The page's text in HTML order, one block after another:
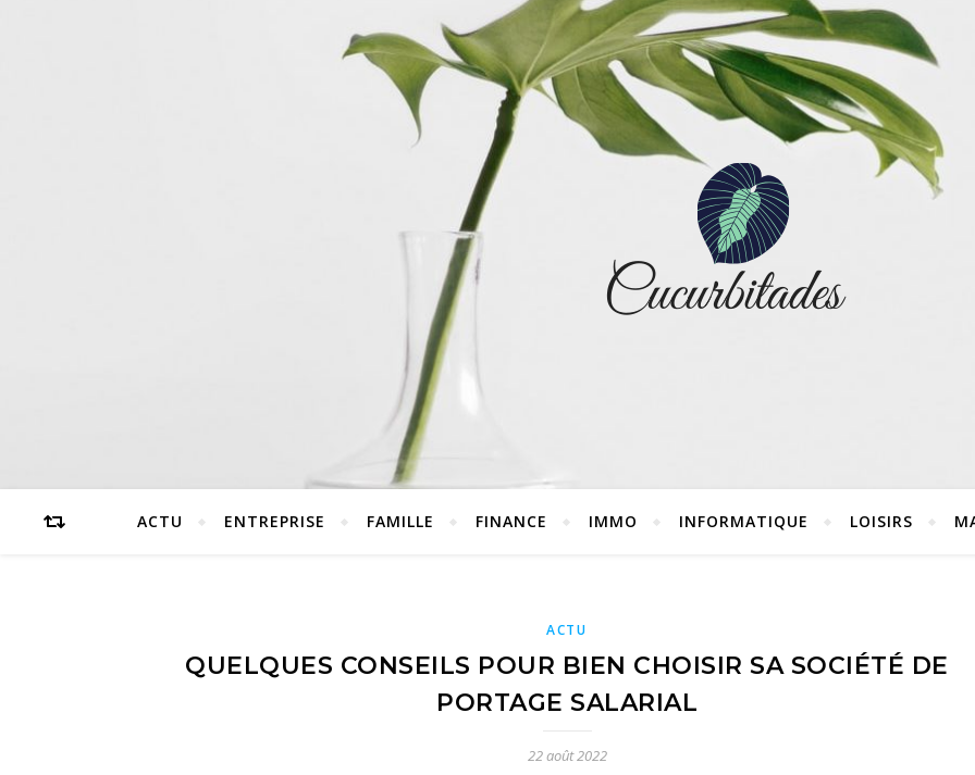
ACTU ENTREPRISE FAMILLE FINANCE IMMO INFORMATIQUE LOISIRS
ACTU
QUELQUES CONSEILS POUR BIEN CHOISIR SA SOCIÉTÉ DE
PORTAGE SALARIAL
22 août 2022